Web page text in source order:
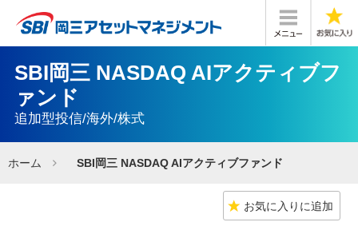
SBI岡三 NASDAQ AIアクティブフ
ァンド
追加型投信/海外/株式
ホーム SBI岡三 NASDAQ AIアクティブファンド
お気に入りに追加